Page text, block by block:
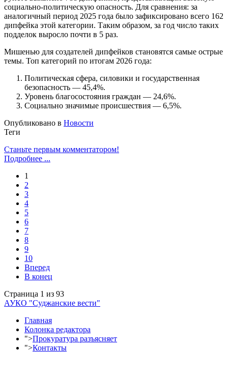
социально-политическую опасность. Для сравнения: за
аналогичный период 2025 года было зафиксировано всего 162
дипфейка этой категории. Таким образом, за год число таких
подделок выросло почти в 5 раз.
Мишенью для создателей дипфейков становятся самые острые
темы. Топ категорий по итогам 2026 года:
Политическая сфера, силовики и государственная
безопасность — 45,4%.
Уровень благосостояния граждан — 24,6%.
Социально значимые происшествия — 6,5%.
Опубликовано в Новости
Теги
Станьте первым комментатором!
Подробнее ...
1
2
3
4
5
6
7
8
9
10
Вперед
В конец
Страница 1 из 93
АУКО "Суджанские вести"
Главная
Колонка редактора
">Прокуратура разъясняет
">Контакты